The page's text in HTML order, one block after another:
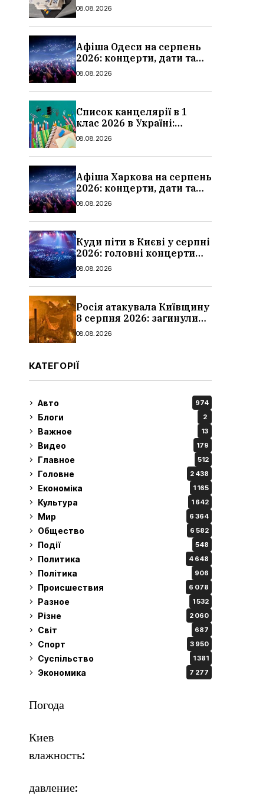
мінімальні та
суми
08.08.2026
Афіша Одеси на серпень
2026: концерти, дати та
ціни квитків
08.08.2026
Список канцелярії в 1
клас 2026 в Україні:
повний чек-лист для
08.08.2026
Афіша Харкова на серпень
2026: концерти, дати та
ціни квитків
08.08.2026
Куди піти в Києві у серпні
2026: головні концерти
місяця, дати, артисти та
08.08.2026
Росія атакувала Київщину
8 серпня 2026: загинули
троє людей, серед них
08.08.2026
КАТЕГОРІЇ
Авто 974
Блоги 2
Важное 13
Видео 179
Главное 512
Головне 2 438
Економіка 1 165
Культура 1 642
Мир 6 364
Общество 6 582
Події 548
Политика 4 648
Політика 906
Происшествия 6 078
Разное 1 532
Різне 2 060
Світ 687
Спорт 3 950
Суспільство 1 381
Экономика 7 277
Погода
Киев
влажность:
давление: